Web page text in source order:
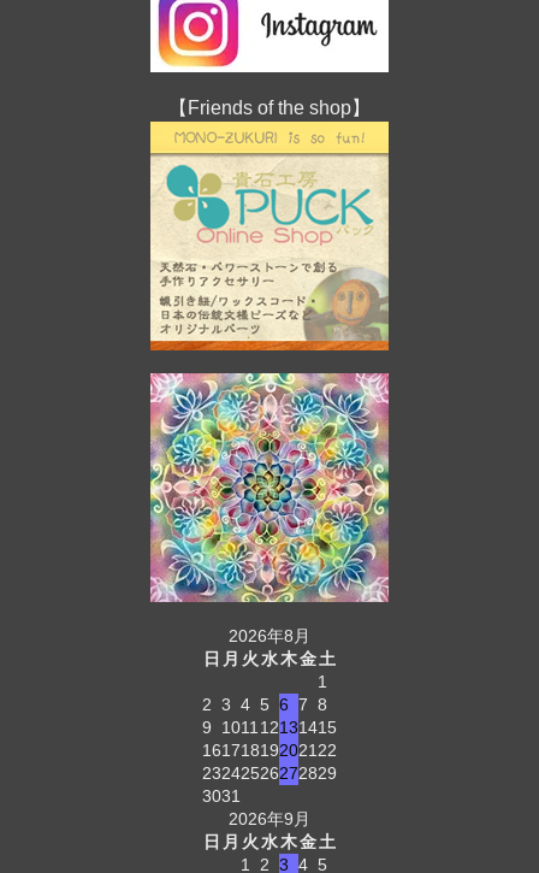
【Friends of the shop】
2026年8月
日 月 火水木金土
1
2 3 4 5 6 7 8
9
1011 12131415
161718192021 22
23242526272829
3031
2026年9月
日 月 火水木金土
1
2 3 4 5